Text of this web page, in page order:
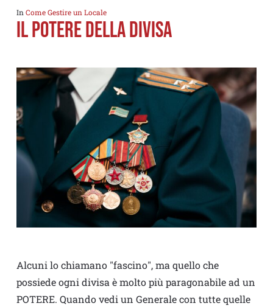
In Come Gestire un Locale
Il Potere della Divisa
Alcuni lo chiamano "fascino", ma quello che
possiede ogni divisa è molto più paragonabile ad un
POTERE. Quando vedi un Generale con tutte quelle